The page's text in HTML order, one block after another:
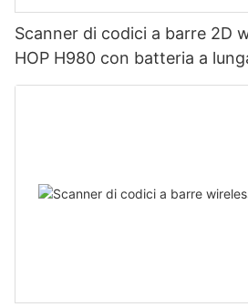
Scanner di codici a barre 2D
HOP H980 con batteria a
mAh, ideale per magazzini e